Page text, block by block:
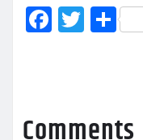
F
a
b
T
w
r
Μ
οι
σ
Comments